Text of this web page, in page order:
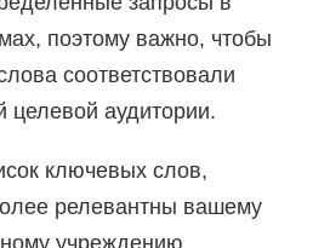
поэтому важно, чтобы
соответствовали
целевой аудитории.
ключевых слов,
релевантны вашему